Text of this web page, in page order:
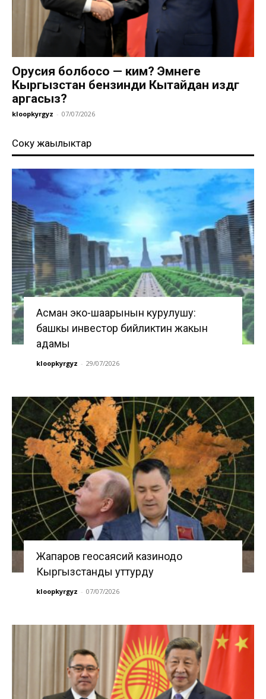
Орусия болбосо — ким? Эмнеге
Кыргызстан бензинди Кытайдан издөөгө
аргасыз?
kloopkyrgyz - 07/07/2026
Соңку жаңылыктар
Асман эко-шаарынын курулушу:
башкы инвестор бийликтин жакын
адамы
kloopkyrgyz - 29/07/2026
Жапаров геосаясий казинодо
Кыргызстанды уттурду
kloopkyrgyz - 07/07/2026